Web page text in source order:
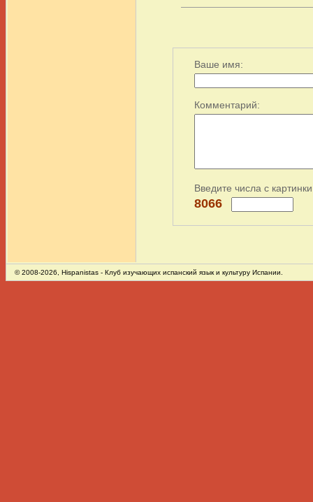
Ваше имя:
Комментарий:
Введите числа с
8066
© 2008-2026, Hispanistas - Клуб изучающих испанский язык и культуру Испании.